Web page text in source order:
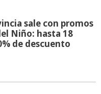
sale con promos
Niño: hasta 18
de descuento